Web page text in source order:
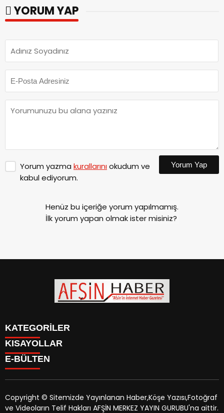
YORUM YAP
Yorum yazma kurallarınıokudum ve
kabul ediyorum.
Yorum Yap
Henüz bu içeriğe yorum yapılmamış.
İlk yorum yapan olmak ister misiniz?
KATEGORİLER
SİYASET
EĞİTİM
MAGAZİN
MANŞETLER
KISAYOLLAR
SİYASET
EĞİTİM
KÜLTÜR SANAT
E-BÜLTEN
Copyright © Sitemizde Yayınlanan Haber,Köşe Yazısı,Fotoğraf
ve Videoların Telif Hakları AFŞİN MERKEZ YAYIN GURUBU'na aittir.